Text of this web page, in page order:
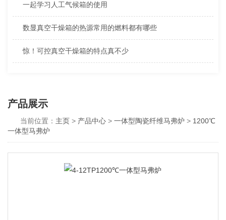
一起学习人工气候箱的使用
数显真空干燥箱的热源常用的燃料都有哪些
惊！可控真空干燥箱的特点真不少
产品展示
当前位置： 主页> 产品中心>一体型陶瓷纤维马弗炉 > 1200℃
一体型马弗炉